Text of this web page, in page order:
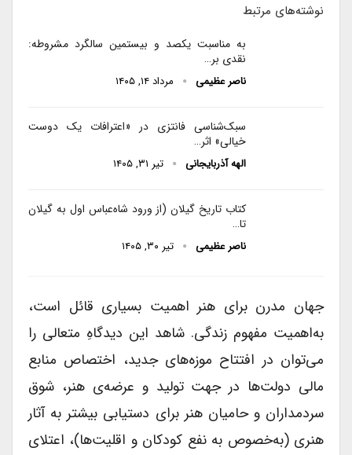
نوشته‌های مرتبط
به مناسبت یکصد و بیستمین سالگرد مشروطه:
نقدی بر…
ناصر عظیمی مرداد ۱۴, ۱۴۰۵
سبک‌شناسی فانتزی در «اعترافات یک دوست
خیالی» اثر…
الهه آذربایجانی تیر ۳۱, ۱۴۰۵
کتاب تاریخ گیلان (از ورود شاه‌عباس اول به گیلان
تا…
ناصر عظیمی تیر ۳۰, ۱۴۰۵
جهان مدرن برای هنر اهمیت بسیاری قائل است،
به‌اهمیت مفهوم زندگی. شاهد این دیدگاهِ متعالی را
می‌توان در افتتاح موزه‌های جدید، اختصاص منابع
مالی دولت‌ها در جهت تولید و عرضه‌ی هنر، شوق
سردمداران و حامیان هنر برای دستیابی بیشتر به آثار
هنری (به‌خصوص به نفع کودکان و اقلیت‌ها)، اعتلای